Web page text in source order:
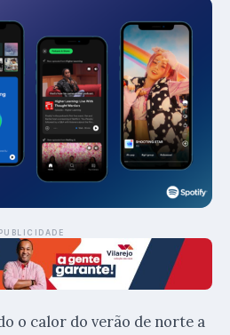
PUBLICIDADE
o calor do verão de norte a